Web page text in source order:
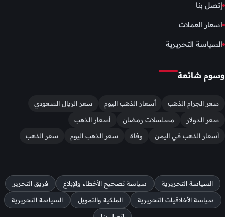
إتصل بنا
اسعار العملات
السياسة التحريرية
وسوم شائعة
سعر الجرام الذهب أسعار الذهب اليوم
سعر الريال السعودي
سعر الدولار
مسلسلات رمضان
أسعار الذهب
أسعار الذهب في اليمن
وفاة سعر الذهب اليوم سعر الذهب
السياسة التحريرية سياسة تصحيح الأخطاء والإبلاغ فريق التحرير
سياسة الأخلاقيات التحريرية الملكية والتمويل السياسة التحريرية